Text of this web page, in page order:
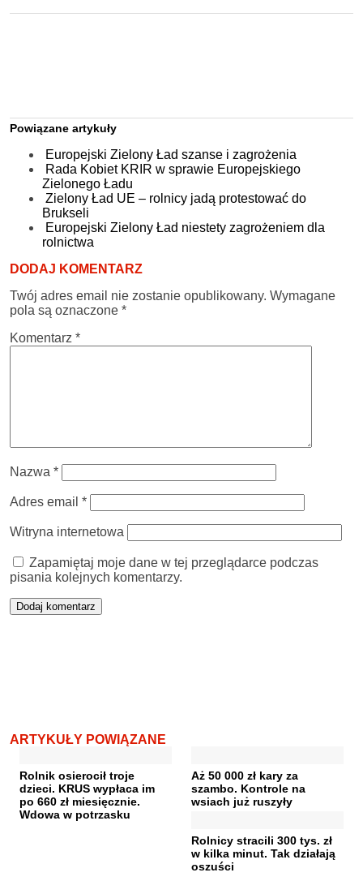
Powiązane artykuły
Europejski Zielony Ład szanse i zagrożenia
Rada Kobiet KRIR w sprawie Europejskiego
Zielonego Ładu
Zielony Ład UE – rolnicy jadą protestować do
Brukseli
Europejski Zielony Ład niestety zagrożeniem dla
rolnictwa
DODAJ KOMENTARZ
Twój adres email nie zostanie opublikowany. Wymagane
pola są oznaczone *
Komentarz *
Nazwa *
Adres email *
Witryna internetowa
Zapamiętaj moje dane w tej przeglądarce podczas
pisania kolejnych komentarzy.
ARTYKUŁY POWIĄZANE
Rolnik osierocił troje
dzieci. KRUS wypłaca im
po 660 zł miesięcznie.
Wdowa w potrzasku
Aż 50 000 zł kary za
szambo. Kontrole na
wsiach już ruszyły
Rolnicy stracili 300 tys. zł
w kilka minut. Tak działają
oszuści